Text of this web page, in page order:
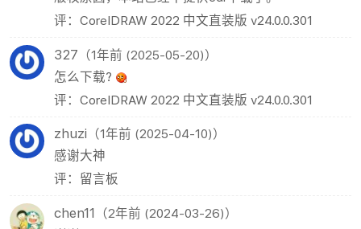
评：CorelDRAW 2022 中文直装版 v24.0.0.301
327 （1年前 (2025-05-20)）
怎么下载?
评：CorelDRAW 2022 中文直装版 v24.0.0.301
zhuzi （1年前 (2025-04-10)）
感谢大神
评：留言板
chen11 （2年前 (2024-03-26)）